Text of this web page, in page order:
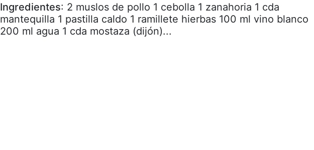
Ingredientes: 2 muslos de pollo 1 cebolla 1 zanahoria 1 cda
mantequilla 1 pastilla caldo 1 ramillete hierbas 100 ml vino blanco
200 ml agua 1 cda mostaza (dijón)...